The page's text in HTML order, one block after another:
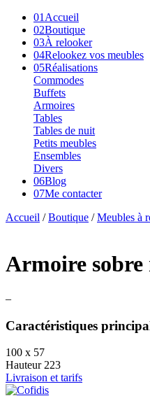
01 Accueil
02Boutique
03À relooker
04Relookez vos meubles
05Réalisations
Commodes
Buffets
Armoires
Tables
Tables de nuit
Petits meubles
Ensembles
Divers
06Blog
07Me contacter
Accueil /Boutique /Meubles à
Armoire sobre
–
Caractéristiques
100 x 57
Hauteur 223
Livraison et tarifs